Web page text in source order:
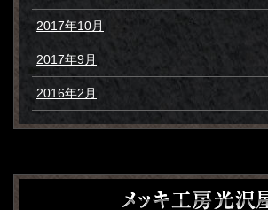
2017年10月
2017年9月
2016年2月